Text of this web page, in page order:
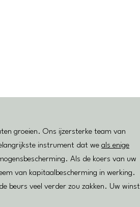
groeien. Ons ijzersterke team van
instrument dat weals enige
Als de koers van uw
van kapitaalbescherming in werking.
beurs veel verder zou zakken. Uw winst